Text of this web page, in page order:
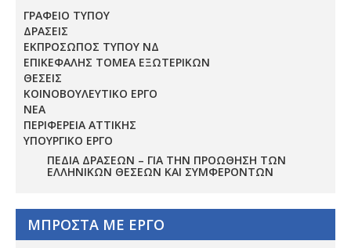
ΓΡΑΦΕΙΟ ΤΥΠΟΥ
ΔΡΑΣΕΙΣ
ΕΚΠΡΟΣΩΠΟΣ ΤΥΠΟΥ ΝΔ
ΕΠΙΚΕΦΑΛΗΣ ΤΟΜΕΑ ΕΞΩΤΕΡΙΚΩΝ
ΘΕΣΕΙΣ
ΚΟΙΝΟΒΟΥΛΕΥΤΙΚΟ ΕΡΓΟ
ΝΕΑ
ΠΕΡΙΦΕΡΕΙΑ ΑΤΤΙΚΗΣ
ΥΠΟΥΡΓΙΚΟ ΕΡΓΟ
ΠΕΔΊΑ ΔΡΆΣΕΩΝ – ΓΙΑ ΤΗΝ ΠΡΟΏΘΗΣΗ ΤΩΝ
ΕΛΛΗΝΙΚΏΝ ΘΈΣΕΩΝ ΚΑΙ ΣΥΜΦΕΡΌΝΤΩΝ
ΜΠΡΟΣΤΑ ΜΕ ΕΡΓΟ